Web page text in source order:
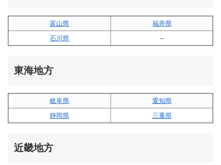
富山県
福井県
石川県
–
東海地方
岐阜県
愛知県
静岡県
三重県
近畿地方